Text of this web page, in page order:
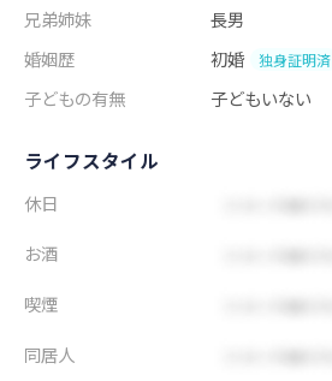
兄弟姉妹
長男
婚姻歴
初婚 独身証明済
子どもの有無 子どもいない
ライフスタイル
休日
お酒
喫煙
同居人